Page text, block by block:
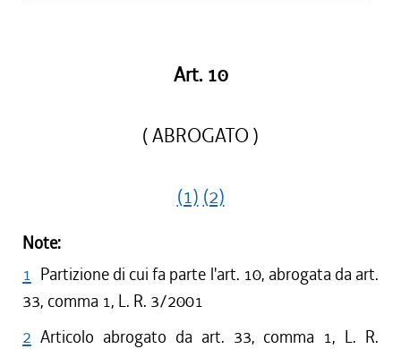
Art. 10
( ABROGATO )
(1) (2)
Note:
1 Partizione di cui fa parte l'art. 10, abrogata da art.
33, comma 1, L. R. 3/2001
2 Articolo abrogato da art. 33, comma 1, L. R.